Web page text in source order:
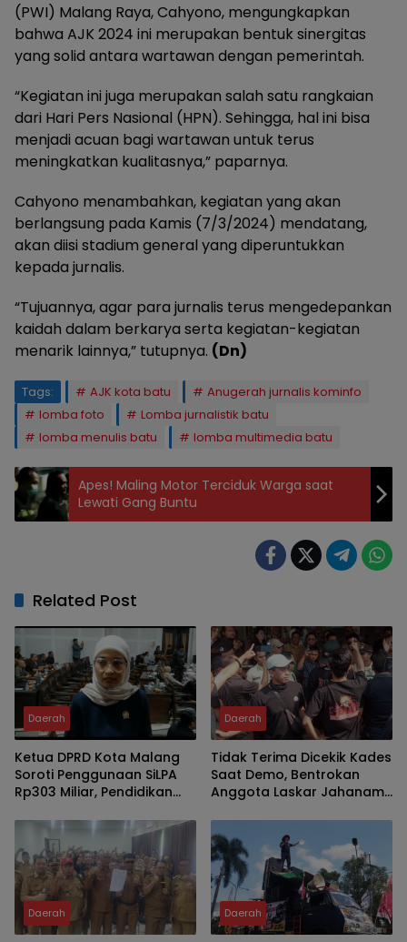
(PWI) Malang Raya, Cahyono, mengungkapkan
bahwa AJK 2024 ini merupakan bentuk sinergitas
yang solid antara wartawan dengan pemerintah.
“Kegiatan ini juga merupakan salah satu rangkaian
dari Hari Pers Nasional (HPN). Sehingga, hal ini bisa
menjadi acuan bagi wartawan untuk terus
meningkatkan kualitasnya,” paparnya.
Cahyono menambahkan, kegiatan yang akan
berlangsung pada Kamis (7/3/2024) mendatang,
akan diisi stadium general yang diperuntukkan
kepada jurnalis.
“Tujuannya, agar para jurnalis terus mengedepankan
kaidah dalam berkarya serta kegiatan-kegiatan
menarik lainnya,” tutupnya. (Dn)
Tags: AJK kota batu
Anugerah jurnalis kominfo
lomba foto
Lomba jurnalistik batu
lomba menulis batu
lomba multimedia batu
Apes! Maling Motor Terciduk Warga saat
Lewati Gang Buntu
Related Post
Daerah
Ketua DPRD Kota Malang
Soroti Penggunaan SiLPA
Rp303 Miliar, Pendidikan
Lebih Tepat Sasaran
Daerah
Tidak Terima Dicekik Kades
Saat Demo, Bentrokan
Anggota Laskar Jahanam
Bapenda
Daerah Daerah